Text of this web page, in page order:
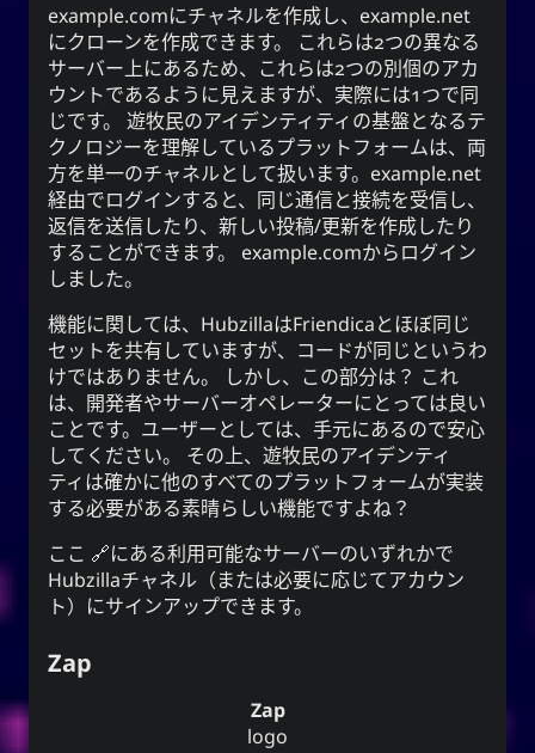
example.comにチャネルを作成し、example.net
にクローンを作成できます。 これらは2つの異なる
サーバー上にあるため、これらは2つの別個のアカ
ウントであるように見えますが、実際には1つで同
じです。 遊牧民のアイデンティティの基盤となるテ
クノロジーを理解しているプラットフォームは、両
方を単一のチャネルとして扱います。example.net
経由でログインすると、同じ通信と接続を受信し、
返信を送信したり、新しい投稿/更新を作成したり
することができます。 example.comからログイン
しました。
機能に関しては、HubzillaはFriendicaとほぼ同じ
セットを共有していますが、コードが同じというわ
けではありません。 しかし、この部分は？ これ
は、開発者やサーバーオペレーターにとっては良い
ことです。ユーザーとしては、手元にあるので安心
してください。 その上、遊牧民のアイデンティ
ティは確かに他のすべてのプラットフォームが実装
する必要がある素晴らしい機能ですよね？
ここ
にある利用可能なサーバーのいずれかで
Hubzillaチャネル（または必要に応じてアカウン
ト）にサインアップできます。
Zap
Zap
logo